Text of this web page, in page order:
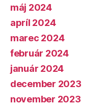
máj 2024
apríl 2024
marec 2024
február 2024
január 2024
december 2023
november 2023